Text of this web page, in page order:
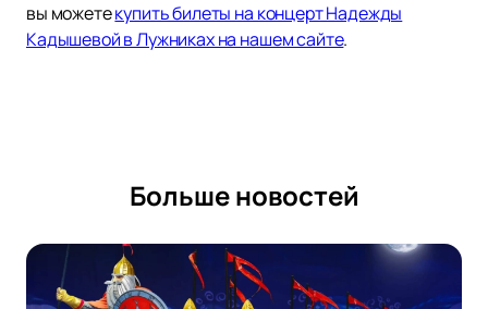
вы можетекупить билеты на концерт Надежды
Кадышевой в Лужниках на нашем сайте.
Больше новостей